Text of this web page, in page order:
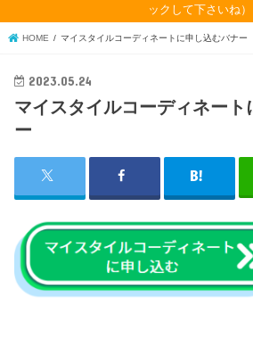
ックして下さいね）
HOME マイスタイルコーディネートに申し込むバナー
2023.05.24
マイスタイルコーディネート
ー